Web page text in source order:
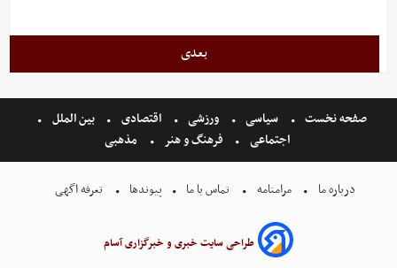
بعدی
صفحه نخست سیاسی ورزشی اقتصادی
بین الملل
اجتماعی
فرهنگ و هنر مذهبی
درباره ما مرامنامه تماس با ما پیوندها تعرفه اگهی
طراحی سایت خبری و خبرگزاری آسام